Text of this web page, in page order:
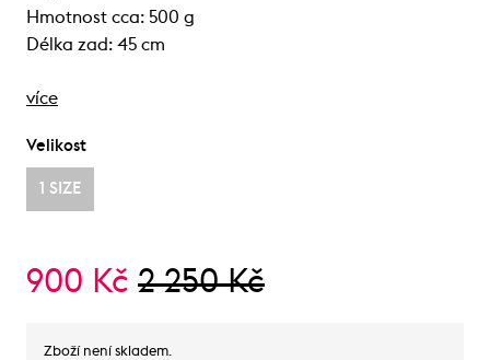
Hmotnost cca: 500 g
Délka zad: 45 cm
více
Velikost
1 SIZE
900 Kč 2 250 Kč
Zboží není skladem.